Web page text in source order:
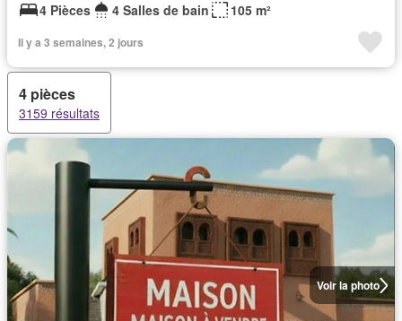
4 Pièces
4 Salles de bain 105 m²
Il y a 3 semaines, 2 jours
4 pièces
3159 résultats
Voir la photo